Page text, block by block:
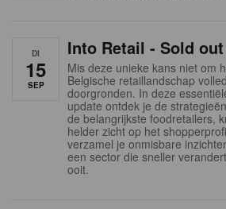
DI
15
SEP
Into Retail - Sold out
Mis deze unieke kans niet om
Belgische retaillandschap
doorgronden. In deze
update ontdek je de
de belangrijkste foodretailers,
helder zicht op het
verzamel je onmisbare
een sector die sneller
ooit.